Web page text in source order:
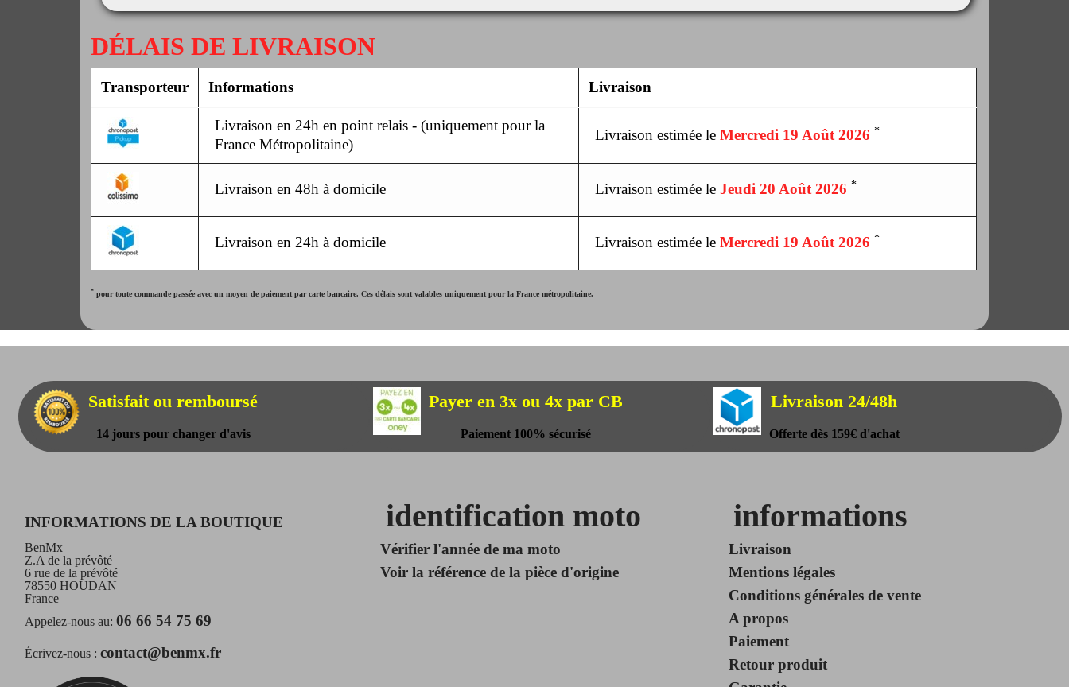
DÉLAIS DE LIVRAISON
Transporteur Informations Livraison
Livraison en 24h en point relais - (uniquement pour la
France Métropolitaine)
Livraison estimée le Mercredi 19 Août 2026 *
Livraison en 48h à domicile Livraison estimée le Jeudi 20 Août 2026 *
Livraison en 24h à domicile Livraison estimée le Mercredi 19 Août 2026 *
*pour toute commande passée avec un moyen de paiement par carte bancaire. Ces délais sont valables uniquement pour la France métropolitaine.
Satisfait ou remboursé
14 jours pour changer d'avis
Payer en 3x ou 4x par CB
Paiement 100% sécurisé
Livraison 24/48h
Offerte dès 159€ d'achat
INFORMATIONS DE LA BOUTIQUE
BenMx
Z.A de la prévôté
6 rue de la prévôté
78550 HOUDAN
France
Appelez-nous au: 06 66 54 75 69
Écrivez-nous : contact@benmx.fr
identification moto
Vérifier l'année de ma moto
Voir la référence de la pièce d'origine
informations
Livraison
Mentions légales
Conditions générales de vente
A propos
Paiement
Retour produit